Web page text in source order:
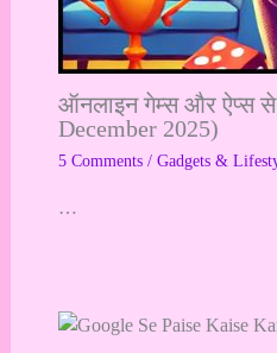
ऑनलाइन गेम्स और ऐप्स
December 2025)
5 Comments / Gadgets &
…